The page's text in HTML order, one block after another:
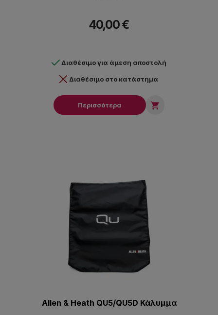
40,00 €
Διαθέσιμο για άμεση αποστολή
Διαθέσιμο στο κατάστημα
Περισσότερα 
Allen & Heath QU5/QU5D Κάλυμμα